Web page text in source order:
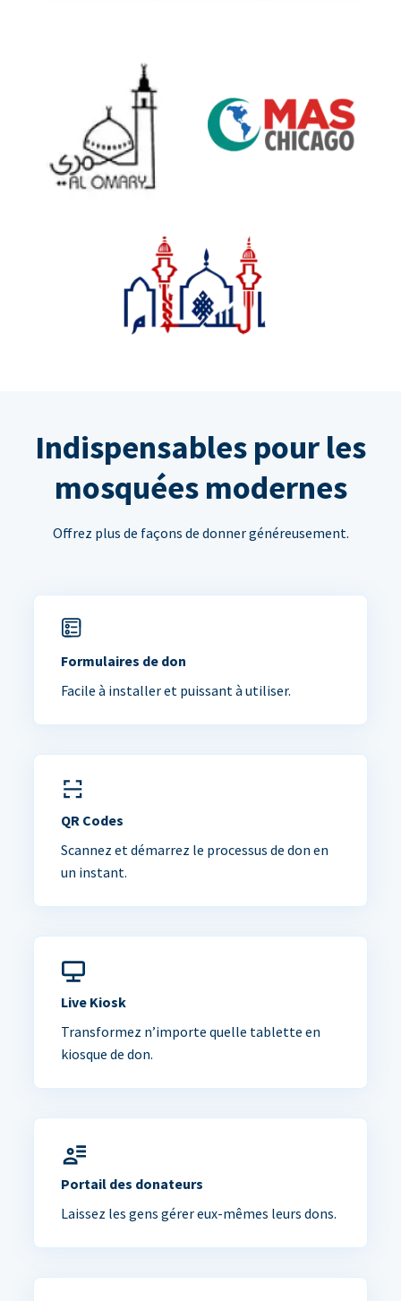
Indispensables pour les
mosquées modernes
Offrez plus de façons de donner généreusement.
Formulaires de don
Facile à installer et puissant à utiliser.
QR Codes
Scannez et démarrez le processus de don en
un instant.
Live Kiosk
Transformez n’importe quelle tablette en
kiosque de don.
Portail des donateurs
Laissez les gens gérer eux-mêmes leurs dons.